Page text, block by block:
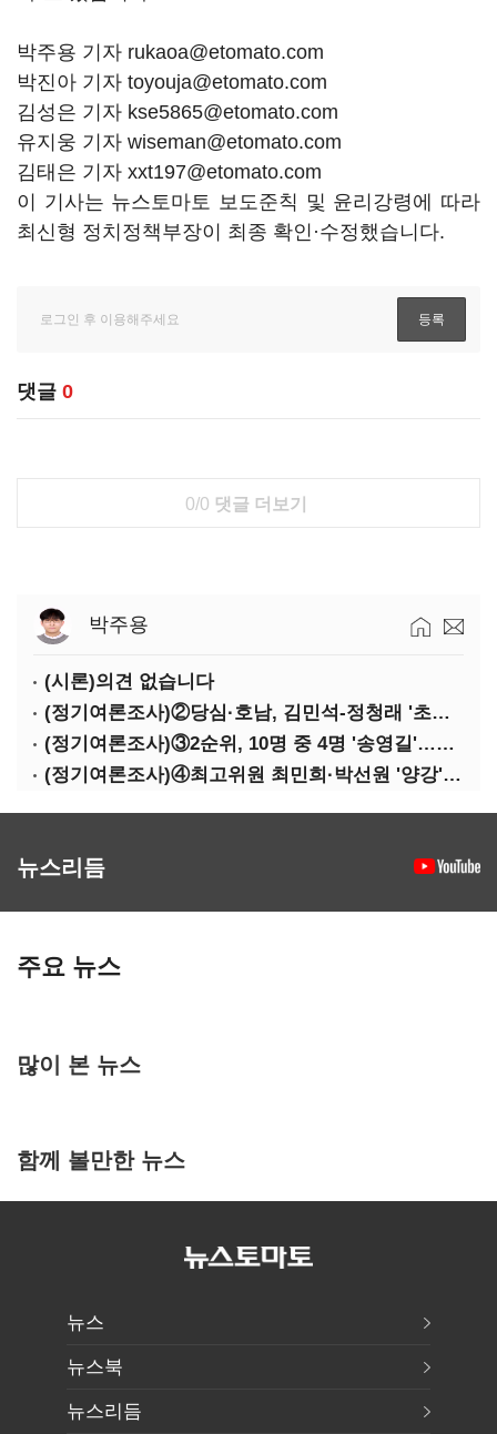
박주용 기자 rukaoa@etomato.com
박진아 기자 toyouja@etomato.com
김성은 기자 kse5865@etomato.com
유지웅 기자 wiseman@etomato.com
김태은 기자 xxt197@etomato.com
이 기사는 뉴스토마토 보도준칙 및 윤리강령에 따라
최신형 정치정책부장이 최종 확인·수정했습니다.
댓글 0
0/0 댓글 더보기
박주용
(시론)의견 없습니다
(정기여론조사)②당심·호남, 김민석-정청래 '초접전'
(정기여론조사)③2순위, 10명 중 4명 '송영길'…정청래 '한 자릿수'
(정기여론조사)④최고위원 최민희·박선원 '양강'…서미화·이성윤·임미애 뒤이어
뉴스리듬
주요 뉴스
많이 본 뉴스
함께 볼만한 뉴스
뉴스
뉴스북
뉴스리듬